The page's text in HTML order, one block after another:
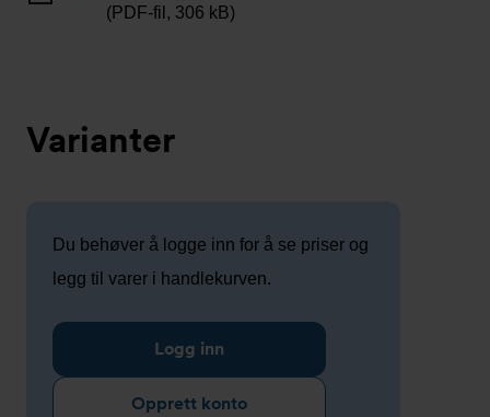
(PDF-fil, 306 kB)
Varianter
Du behøver å logge inn for å se priser og
legg til varer i handlekurven.
Logg inn
Opprett konto